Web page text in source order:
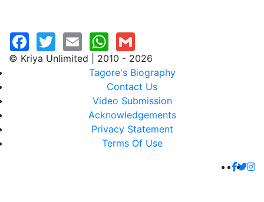
© Kriya Unlimited | 2010 - 2026
Tagore's Biography
Contact Us
Video Submission
Acknowledgements
Privacy Statement
Terms Of Use